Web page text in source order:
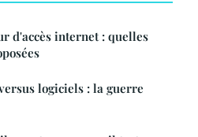
d'accès internet : quelles
logiciels : la guerre